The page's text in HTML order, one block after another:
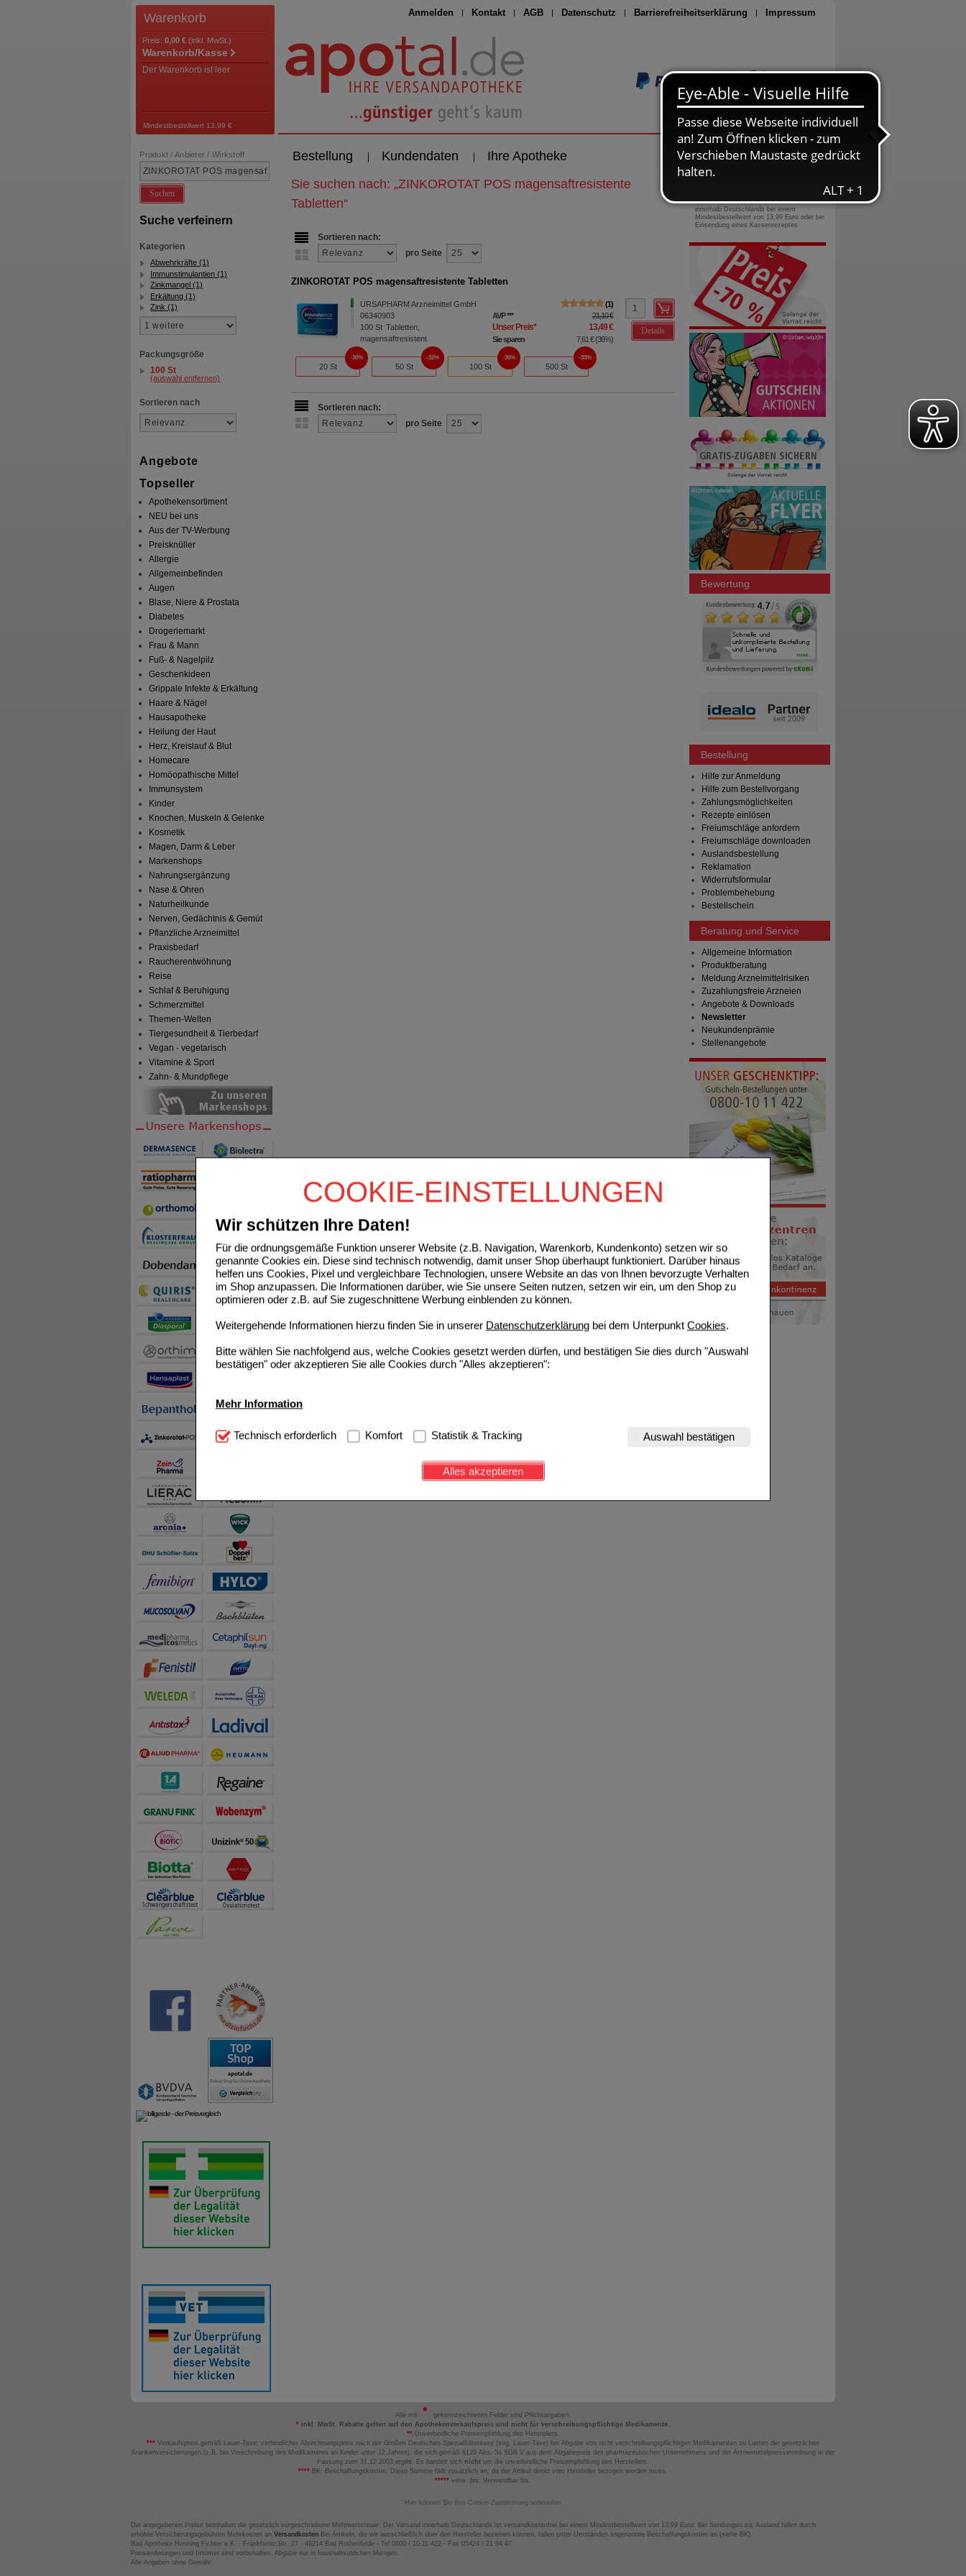
COOKIE-EINSTELLUNGEN
Wir schützen Ihre Daten!
Für die ordnungsgemäße Funktion unserer Website (z.B. Navigation, Warenkorb, Kundenkonto) setzen wir so
genannte Cookies ein. Diese sind technisch notwendig, damit unser Shop überhaupt funktioniert. Darüber hinaus
helfen uns Cookies, Pixel und vergleichbare Technologien, unsere Website an das von Ihnen bevorzugte Verhalten
im Shop anzupassen. Die Informationen darüber, wie Sie unsere Seiten nutzen, setzen wir ein, um den Shop zu
optimieren oder z.B. auf Sie zugeschnittene Werbung einblenden zu können.
Weitergehende Informationen hierzu finden Sie in unserer Datenschutzerklärung bei dem Unterpunkt Cookies.
Bitte wählen Sie nachfolgend aus, welche Cookies gesetzt werden dürfen, und bestätigen Sie dies durch "Auswahl
bestätigen" oder akzeptieren Sie alle Cookies durch "Alles akzeptieren":
Mehr Information
Technisch Notwendig: Hierbei handelt es sich um Cookies, die für die Grundfunktionen unserer Website
notwendig sind (z.B. Navigation, Warenkorb, Kundenkonto), weshalb auf diese nicht verzichtet werden kann.
Diese Cookies werden genutzt um das Einkaufserlebnis noch ansprechender zu gestalten,
beispielsweise für die Wiedererkennung des Besuchers oder unsere Seite an bevorzugte Verhaltensweisen (z.B.
Statistik & Tracking:
sammeln, mit deren Hilfe wir unsere Website weiter für Sie optimieren können, den Inhalt auf unserer Website aber
auch die Werbung auf Drittseiten möglichst relevant für Sie zu gestalten. Bitte beachten Sie, dass Daten hierfür
teilweise an Dritte wie z.B. Google oder soziale Medien übertragen werden.
Technisch erforderlich Komfort Statistik & Tracking Auswahl bestätigen
Alles akzeptieren
Anmelden Kontakt AGB Datenschutz Barrierefreiheitserklärung Impressum
Seite drucken
Warenkorb
Preis: 0,00 € (inkl. MwSt.)
Warenkorb/Kasse
Der Warenkorb ist leer
Mindestbestellwert 13,99 €
Bestellung Kundendaten Ihre Apotheke
Produkt / Anbieter / Wirkstoff
Suchen
Suche verfeinern
Kategorien
Abwehrkräfte (1)
Immunstimulantien (1)
Zinkmangel (1)
Erkältung (1)
Zink (1)
Packungsgröße
100 St
(auswahl entfernen)
Sortieren nach
Angebote
Topseller
Apothekensortiment
NEU bei uns
Aus der TV-Werbung
Preisknüller
Allergie
Allgemeinbefinden
Augen
Blase, Niere & Prostata
Diabetes
Drogeriemarkt
Frau & Mann
Fuß- & Nagelpilz
Geschenkideen
Grippale Infekte & Erkältung
Haare & Nägel
Hausapotheke
Heilung der Haut
Herz, Kreislauf & Blut
Homecare
Homöopathische Mittel
Immunsystem
Kinder
Knochen, Muskeln & Gelenke
Kosmetik
Magen, Darm & Leber
Markenshops
Nahrungsergänzung
Nase & Ohren
Naturheilkunde
Nerven, Gedächtnis & Gemüt
Pflanzliche Arzneimittel
Praxisbedarf
Raucherentwöhnung
Reise
Schlaf & Beruhigung
Schmerzmittel
Themen-Welten
Tiergesundheit & Tierbedarf
Vegan - vegetarisch
Vitamine & Sport
Zahn- & Mundpflege
Sie suchen nach: „ZINKOROTAT POS magensaftresistente
Tabletten“
Sortieren nach:
pro Seite
ZINKOROTAT POS magensaftresistente Tabletten
URSAPHARM Arzneimittel GmbH
06340903
100St Tabletten,
magensaftresistent
1
AVP*** 21,10 €
Unser Preis* 13,49 €
Sie sparen 7,61 €(36%)
Details
20 St
30%
50 St
32%
100 St
36%
500 St
33%
Sortieren nach:
pro Seite
0800-10 11 422
gebührenfreie Rufnummer
innerhalb Deutschlands bei einem
Mindestbestellwert von 13,99 Euro oder bei
Einsendung eines Kassenrezeptes
Bewertung
Bestellung
Hilfe zur Anmeldung
Hilfe zum Bestellvorgang
Zahlungsmöglichkeiten
Rezepte einlösen
Freiumschläge anfordern
Freiumschläge downloaden
Auslandsbestellung
Reklamation
Widerrufsformular
Problembehebung
Bestellschein
Beratung und Service
Allgemeine Information
Produktberatung
Meldung Arzneimittelrisiken
Zuzahlungsfreie Arzneien
Angebote & Downloads
Newsletter
Neukundenprämie
Stellenangebote
Alle mit
gekennzeichneten Felder sind Pflichtangaben.
* inkl. MwSt. Rabatte gelten auf den Apothekenverkaufspreis und nicht für verschreibungspflichtige Medikamente.
**Unverbindliche Preisempfehlung des Herstellers.
*** Verkaufspreis gemäß Lauer-Taxe; verbindlicher Abrechnungspreis nach der Großen Deutschen Spezialitätentaxe (sog. Lauer-Taxe) bei Abgabe von nicht verschreibungspflichtigen Medikamenten zu Lasten der gesetzlichen
Krankenversicherungen (z.B. bei Verschreibung des Medikaments an Kinder unter 12 Jahren), die sich gemäß §129 Abs. 5a SGB V aus dem Abgabepreis des pharmazeutischen Unternehmens und der Arzneimittelpreisverordnung in der
Fassung zum 31.12.2003 ergibt. Es handelt sich nicht um die unverbindliche Preisempfehlung des Herstellers.
**** BK: Beschaffungskosten. Diese Summe fällt zusätzlich an, da der Artikel direkt vom Hersteller bezogen werden muss.
***** verw. bis: Verwendbar bis.
Hier können Sie Ihre Cookie-Zustimmung widerrufen
Die angegebenen Preise beinhalten die gesetzlich vorgeschriebene Mehrwertsteuer. Der Versand innerhalb Deutschlands ist versandkostenfrei bei einem Mindestbestellwert von 13,99 Euro. Bei Sendungen ins Ausland fallen durch
erhöhte Versicherungsgebühren Mehrkosten an Versandkosten Bei Artikeln, die wir ausschließlich über den Hersteller beziehen können, fallen unter Umständen sogenannte Beschaffungskosten an (siehe BK).
Bad Apotheke Henning Fichter e.K. - Frankfurter Str. 27 - 49214 Bad Rothenfelde - Tel 0800 / 10 11 422 - Fax 05424 / 21 64 47
Preisänderungen und Irrtümer sind vorbehalten. Abgabe nur in haushaltsüblichen Mengen.
Alle Angaben ohne Gewähr.